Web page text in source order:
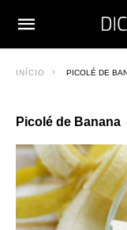
INÍCIO PICOLÉ DE
Picolé de Banana